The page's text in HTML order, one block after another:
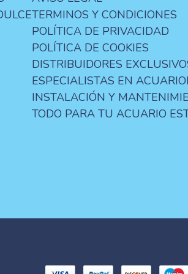
TERMINOS Y CONDICIONES
POLÍTICA DE PRIVACIDAD
POLÍTICA DE COOKIES
DISTRIBUIDORES
ESPECIALISTAS EN
INSTALACIÓN Y
TODO PARA TU ACUARIO